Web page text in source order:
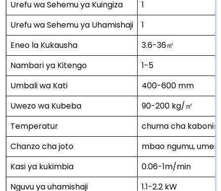
Urefu wa Sehemu ya Kuingiza
1
Urefu wa Sehemu ya Uhamishaji
1
Eneo la Kukausha
3.6-36㎡
Nambari ya Kitengo
1-5
Umbali wa Kati
400-600 mm
Uwezo wa Kubeba
90-200 kg/㎡
Temperatur
chuma cha
Chanzo cha joto
mbao ngumu,
Kasi ya kukimbia
0.06-1m/min
Nguvu ya uhamishaji
1.1-2.2 kW